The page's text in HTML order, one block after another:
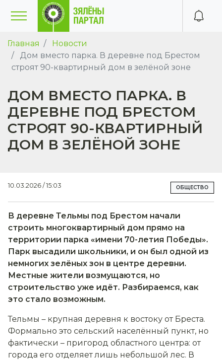
Главная
Новости
Дом вместо парка. В деревне под Брестом
строят 90-квартирный дом в зелёной зоне
ДОМ ВМЕСТО ПАРКА. В
ДЕРЕВНЕ ПОД БРЕСТОМ
СТРОЯТ 90-КВАРТИРНЫЙ
ДОМ В ЗЕЛЁНОЙ ЗОНЕ
10.03.2026 / 15:03 ОБЩЕСТВО
В деревне Тельмы под Брестом начали
строить многоквартирный дом прямо на
территории парка «имени 70-летия Победы».
Парк высадили школьники, и он был одной из
немногих зелёных зон в центре деревни.
Местные жители возмущаются, но
строительство уже идёт. Разбираемся, как
это стало возможным.
Тельмы – крупная деревня к востоку от Бреста.
Формально это сельский населённый пункт, но
фактически – пригород областного центра: от
города его отделяет лишь небольшой лес. В